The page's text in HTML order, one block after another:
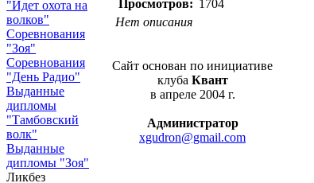
"Идет охота на
волков"
Соревнования
"Зоя"
Соревнования
"День Радио"
Выданные
дипломы
"Тамбовский
волк"
Выданные
дипломы "Зоя"
Ликбез
Просмотров: 1704
Нет описания
Сайт основан по инициативе
клуба Квант
в апреле 2004 г.
Администратор
xgudron@gmail.com